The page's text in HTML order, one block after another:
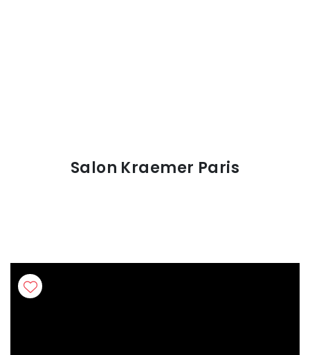
Salon Kraemer Paris